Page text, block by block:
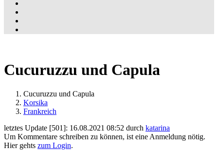
Cucuruzzu und Capula
Cucuruzzu und Capula
Korsika
Frankreich
letztes Update [501]: 16.08.2021 08:52 durch katarina
Um Kommentare schreiben zu können, ist eine Anmeldung nötig.
Hier gehts zum Login.